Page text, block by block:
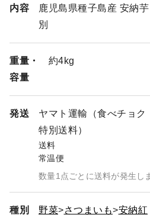
内容
鹿児島県種子島産 安納
別
重量・
容量
約4kg
発送
ヤマト運輸（食べチョク
特別送料）
送料
常温便
数量1点ごとに送料が発生し
種別 野菜 さつまいも 安納紅